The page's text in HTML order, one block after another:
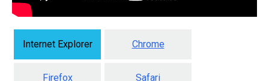
Internet Explorer Chrome
Firefox Safari